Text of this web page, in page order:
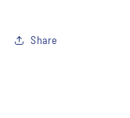
Share